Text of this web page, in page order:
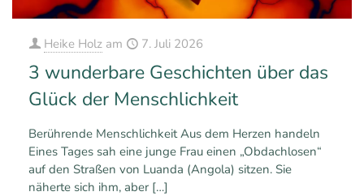
Heike Holz am 7. Juli 2026
3 wunderbare Geschichten über das
Glück der Menschlichkeit
Berührende Menschlichkeit Aus dem Herzen handeln
Eines Tages sah eine junge Frau einen „Obdachlosen“
auf den Straßen von Luanda (Angola) sitzen. Sie
näherte sich ihm, aber […]